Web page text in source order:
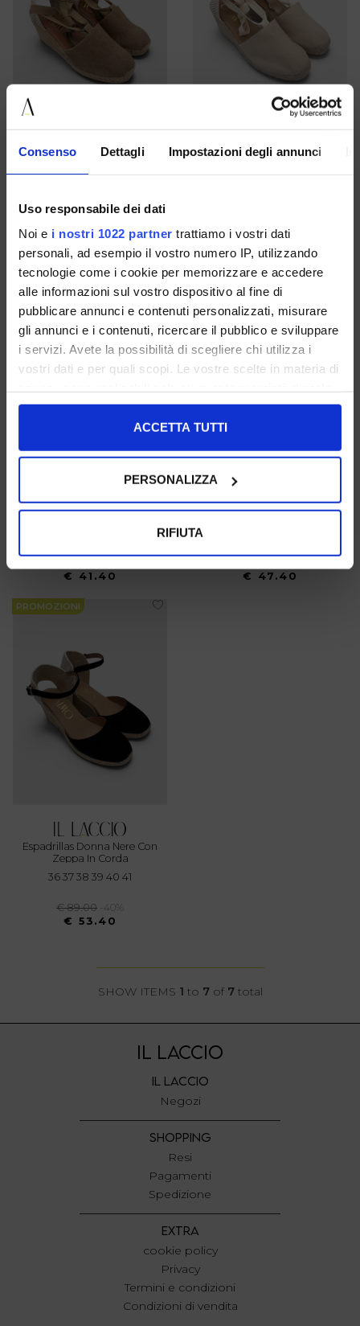
Consenso Dettagli Impostazioni degli annunci
Uso responsabile dei dati
Noi e i nostri 1022 partner trattiamo i vostri dati
personali, ad esempio il vostro numero IP, utilizzando
tecnologie come i cookie per memorizzare e accedere
alle informazioni sul vostro dispositivo al fine di
pubblicare annunci e contenuti personalizzati, misurare
gli annunci e i contenuti, ricercare il pubblico e sviluppare
i servizi. Avete la possibilità di scegliere chi utilizza i
vostri dati e per quali scopi. Le vostre scelte in materia di
in cui avete effettuato le vostre scelte. È possibile
modificare o revocare il proprio consenso in qualsiasi
momento dalla Dichiarazione sui cookie o facendo clic
Con il tuo consenso, vorremmo anche:
raccogliere informazioni sulla tua posizione
Identificare il tuo dispositivo, scansionandolo
attivamente alla ricerca di caratteristiche specifiche
e imposta le tue preferenze nella
modificare o ritirare il tuo consenso in qualsiasi momento
dalla Dichiarazione sui cookie.
Utilizziamo i cookie per personalizzare contenuti ed
annunci, per fornire funzionalità dei social media e per
pubblicità e social media, i quali potrebbero combinarle
con altre informazioni che ha fornito loro o che hanno
raccolto dal suo utilizzo dei loro servizi.
ACCETTA TUTTI
PERSONALIZZA
RIFIUTA
Espadrillas Donna Beige Con
€ 69.00 -40%
€ 41.40
Espadrillas Donna Sabbia Con
€ 41.40
PROMOZIONI
Espadrillas Donna Cuoio Con
Zeppa In Corda
€ 41.40
PROMOZIONI
Espadrillas Donna Grigio Chiaro
Con Zeppa In Corda
€ 47.40
PROMOZIONI
Espadrillas Donna Nere Con
Zeppa In Corda
36 37 38 39 40 41
€ 89.00
-40%
€ 53.40
SHOW ITEMS 1 to 7of 7total
IL LACCIO
IL LACCIO
Negozi
SHOPPING
Resi
Pagamenti
Spedizione
EXTRA
cookie policy
Privacy
Termini e condizioni
Condizioni di vendita